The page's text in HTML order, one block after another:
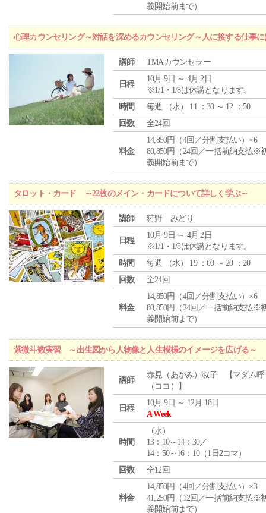
義開始前まで）
心理カウンセリング～対話を深めるカウンセリング～人に接する仕事
講師 TMAカウンセラー
日程
10月 9日 ～ 4月 2日
※1/1・1/8は休講となります。
時間
毎週 （水） 11 ：30 ～ 12 ：50
回数
全24回
料金
14,850円（4回／分割支払い）×6
80,850円（24回／一括前納支払※
義開始前まで）
タロット・カード ～22枚のメイン・カードについて詳しく学ぶ～
講師 狩野 みどり
日程
10月 9日 ～ 4月 2日
※1/1・1/8は休講となります。
時間
毎週 （水） 19 ：00 ～ 20 ：20
回数
全24回
料金
14,850円（4回／分割支払い）×6
80,850円（24回／一括前納支払※
義開始前まで）
紫微斗数実習 ～出生図から人物像と人生模様のイメージを広げる～
講師
赤見（あかみ）淑子 【マダム呼
（ココ）】
日程
10月 9日 ～ 12月 18日
A Week
時間
（水）
13：10～14：30／
14：50～16：10（1日2コマ）
回数
全12回
料金
14,850円（4回／分割支払い）×3
41,250円（12回／一括前納支払※
義開始前まで）